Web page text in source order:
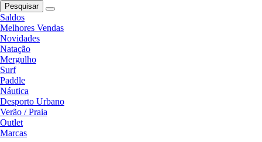
Pesquisar
Saldos
Melhores Vendas
Novidades
Natação
Mergulho
Surf
Paddle
Náutica
Desporto Urbano
Verão / Praia
Outlet
Marcas